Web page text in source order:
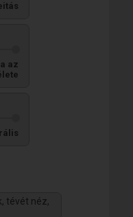
az
tévét néz,